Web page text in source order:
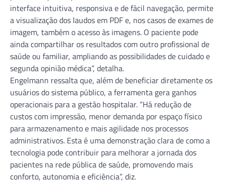
interface intuitiva, responsiva e de fácil navegação, permite
a visualização dos laudos em PDF e, nos casos de exames de
imagem, também o acesso às imagens. O paciente pode
ainda compartilhar os resultados com outro profissional de
saúde ou familiar, ampliando as possibilidades de cuidado e
segunda opinião médica”, detalha.
Engelmann ressalta que, além de beneficiar diretamente os
usuários do sistema público, a ferramenta gera ganhos
operacionais para a gestão hospitalar. “Há redução de
custos com impressão, menor demanda por espaço físico
para armazenamento e mais agilidade nos processos
administrativos. Esta é uma demonstração clara de como a
tecnologia pode contribuir para melhorar a jornada dos
pacientes na rede pública de saúde, promovendo mais
conforto, autonomia e eficiência”, diz.